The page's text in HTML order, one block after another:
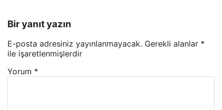
Bir yanıt yazın
E-posta adresiniz yayınlanmayacak. Gerekli alanlar *
ile işaretlenmişlerdir
Yorum *